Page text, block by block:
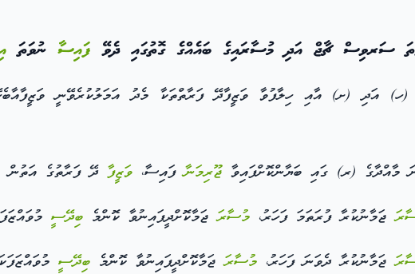
ސަރވިސް ޗާޖް އަދި މުސާރައިގެ ބައެއްގެ ގޮތުގައި ދެވޭ ފައިސާ ނުވަތަ
ޖޫރިމަނާފައިސާ، ވަޒީފާ ދޭ ފަރާތުގެ އަތުން
ޖަމާނުކުރާ ފުރަތަމަ ފަހަރު، މުސާރަޖަމާކޮށްދީފައިނުވާ ކޮންމެ ބިދޭސީ މުވައްޒަފަކަށް 10,000 (ދިހަ
ޖަމާނުކުރާ ދެވަނަ ފަހަރު، މުސާރަޖަމާކޮށްދީފައިނުވާ ކޮންމެ ބިދޭސީ މުވައްޒަފަކަށް 20,000 (ވިހި ހާސް)